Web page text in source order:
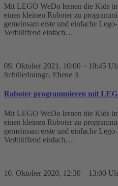
Mit LEGO WeDo lernen die Kids in
einen kleinen Roboter zu
gemeinsam erste und einfache
Verblüffend einfach…
09. Oktober 2021 , 10:00 – 10:45
Schülerlounge, Ebene 3
Roboter programmieren mit
Mit LEGO WeDo lernen die Kids in
einen kleinen Roboter zu
gemeinsam erste und einfache
Verblüffend einfach…
10. Oktober 2020, 12:30 – 13:00